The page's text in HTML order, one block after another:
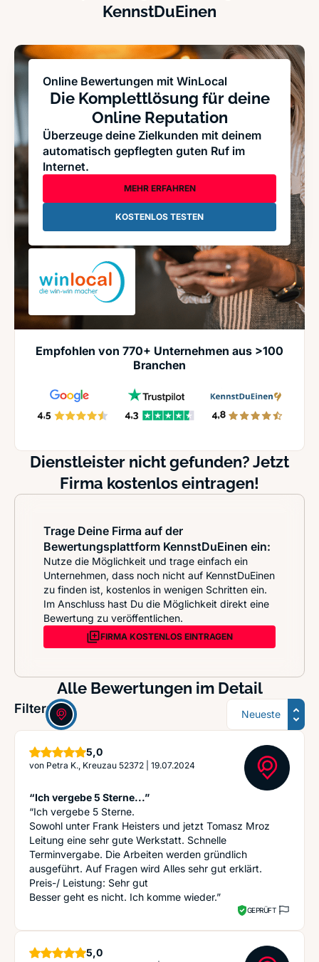
KennstDuEinen
Online Bewertungen mit WinLocal
Die Komplettlösung für deine
Online Reputation
Überzeuge deine Zielkunden mit deinem
automatisch gepflegten guten Ruf im
Internet.
MEHR ERFAHREN
KOSTENLOS TESTEN
Empfohlen von 770+ Unternehmen aus >100
Branchen
Dienstleister nicht gefunden? Jetzt
Firma kostenlos eintragen!
Trage Deine Firma auf der
Bewertungsplattform KennstDuEinen ein:
Nutze die Möglichkeit und trage einfach ein
Unternehmen, dass noch nicht auf KennstDuEinen
zu finden ist, kostenlos in wenigen Schritten ein.
Im Anschluss hast Du die Möglichkeit direkt eine
Bewertung zu veröffentlichen.
FIRMA KOSTENLOS EINTRAGEN
Alle Bewertungen im Detail
Filter: Sortierung
5,0Sterne
von Petra K., Kreuzau 52372 19.07.2024
“Ich vergebe 5 Sterne...”
“Ich vergebe 5 Sterne.
Sowohl unter Frank Heisters und jetzt Tomasz Mroz
Leitung eine sehr gute Werkstatt. Schnelle
Terminvergabe. Die Arbeiten werden gründlich
ausgeführt. Auf Fragen wird Alles sehr gut erklärt.
Preis-/ Leistung: Sehr gut
Besser geht es nicht. Ich komme wieder.”
GEPRÜFT
5,0Sterne